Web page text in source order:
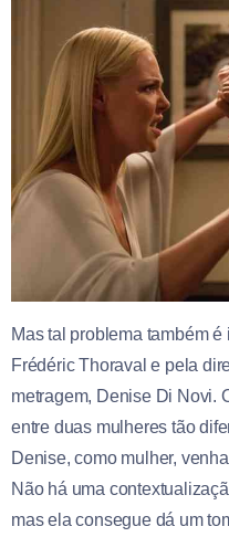
Mas tal problema também
Frédéric Thoraval e pela
metragem, Denise Di Novi.
entre duas mulheres tão
Denise, como mulher,
Não há uma
mas ela consegue dá um